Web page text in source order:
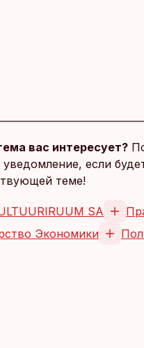
вас интересует?
уведомление, если
теме!
SA
Экономики